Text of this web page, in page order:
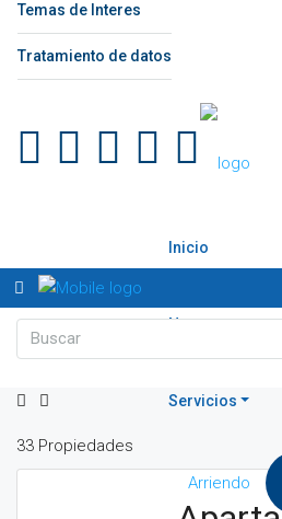
Temas de Interes
Tratamiento de datos
Inicio
Nosotros
Servicios
Clientes
33 Propiedades
Arriendo